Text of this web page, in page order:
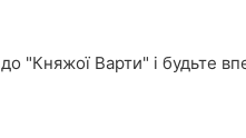
"Княжої Варти" і будьте